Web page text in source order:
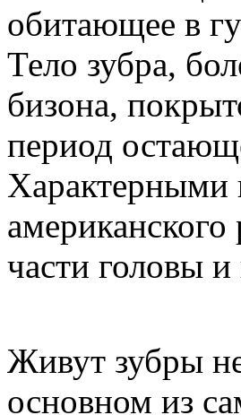
обитающее в
Тело зубра,
бизона,
период
Характерными
части головы
Живут зубры
основном из